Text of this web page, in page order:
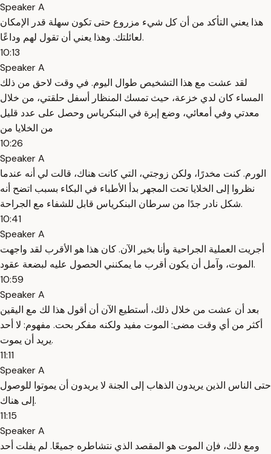
Speaker A
هذا يعني التأكد من أن كل شيء مزروع حتى تكون سهلة قدر الإمكان
لعائلتك. وهذا يعني أن تقول لهم وداعًا.
10:13
Speaker A
لقد عشت مع هذا التشخيص طوال اليوم. في وقت لاحق من ذلك
المساء كان لدي خزعة، حيث تمسك المنظار أسفل حلقتي، من خلال
معدتي وفي أمعائي، وضع إبرة في البنكرياس وحصل على عدد قليل
من الخلايا من
10:26
Speaker A
الورم. كنت مخدرًا، ولكن زوجتي، التي كانت هناك، قالت لي أنه عندما
نظروا إلى الخلايا تحت المجهر بدأ الأطباء في البكاء بسبب اتضح أنه
شكل نادر جدًا من سرطان البنكرياس قابل للشفاء مع الجراحة.
10:41
Speaker A
أجريت العملية الجراحية وأنا بخير الآن. كان هذا هو الأقرب لقد واجهت
الموت، وآمل أن يكون أقرب ما يمكنني الحصول عليه لبضعة عقود.
10:59
Speaker A
بعد أن عشت من خلال ذلك، أستطيع الآن أن أقول هذا لك مع اليقين
أكثر من أي وقت مضى: الموت مفيد ولكنه مفكر بحت. مفهوم: لا أحد
يريد أن يموت.
11:11
Speaker A
حتى الناس الذين يريدون الذهاب إلى الجنة لا يريدون أن يموتوا للوصول
إلى هناك.
11:15
Speaker A
ومع ذلك، فإن الموت هو المقصد الذي نتشاطره جميعًا. لم يفلت أحد